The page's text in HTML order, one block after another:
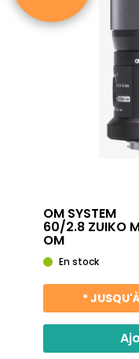
OM SYSTEM
60/2.8 ZUIKO
OM
En stock
*